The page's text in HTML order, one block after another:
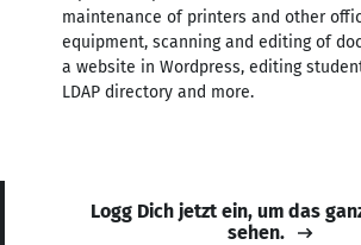
maintenance of printers and other
equipment, scanning and editing of
a website in Wordpress, editing
LDAP directory and more.
Logg Dich jetzt ein, um das
sehen.